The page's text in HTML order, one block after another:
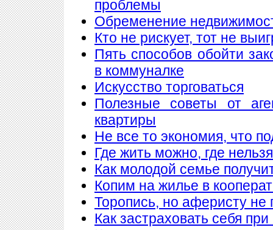
проблемы
Обременение
Кто не рискует, тот не
Пять способов обойти
в коммуналке
Искусство торговаться
Полезные советы от
квартиры
Не все то экономия, что
Где жить можно, где нельзя
Как молодой семье
Копим на жилье в
Торопись, но аферисту не
Как застраховать себя